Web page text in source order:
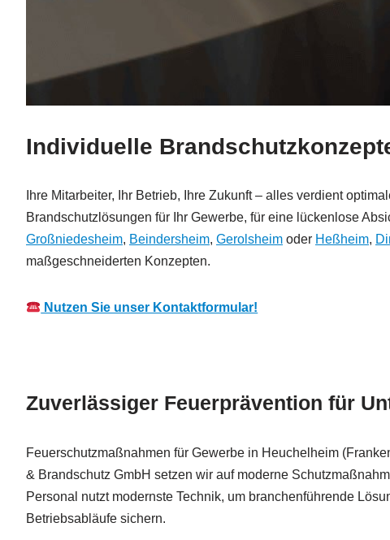
Individuelle
Ihre Mitarbeiter, Ihr Betrieb, Ihre Zukunft – alles verdient
Brandschutzlösungen für Ihr Gewerbe, für eine lückenlose
Großniedesheim, Beindersheim, Gerolsheim oder Heßheim,
maßgeschneiderten Konzepten.
Nutzen Sie unser Kontaktformular!
Zuverlässiger Feuerprävention für
Feuerschutzmaßnahmen für Gewerbe in Heuchelheim
& Brandschutz GmbH setzen wir auf moderne
Personal nutzt modernste Technik, um branchenführende
Betriebsabläufe sichern.